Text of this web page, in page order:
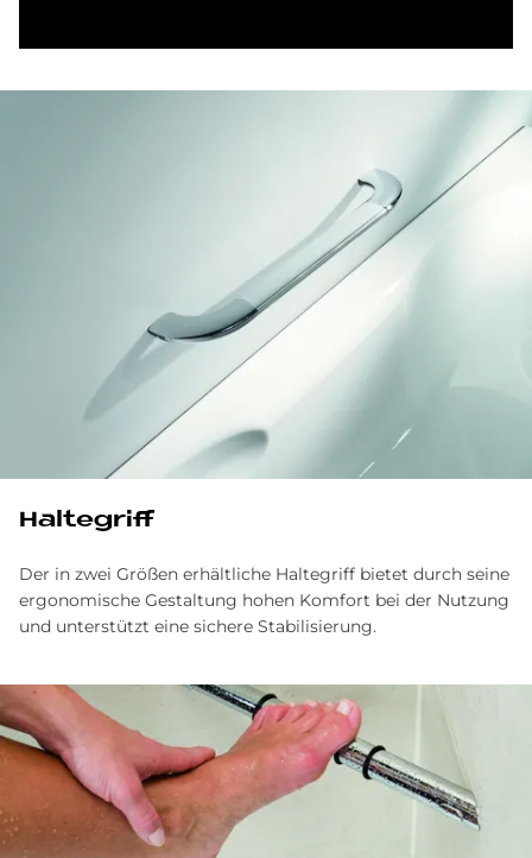
Haltegriff
Der in zwei Größen erhältliche Haltegriff bietet durch seine
ergonomische Gestaltung hohen Komfort bei der Nutzung
und unterstützt eine sichere Stabilisierung.